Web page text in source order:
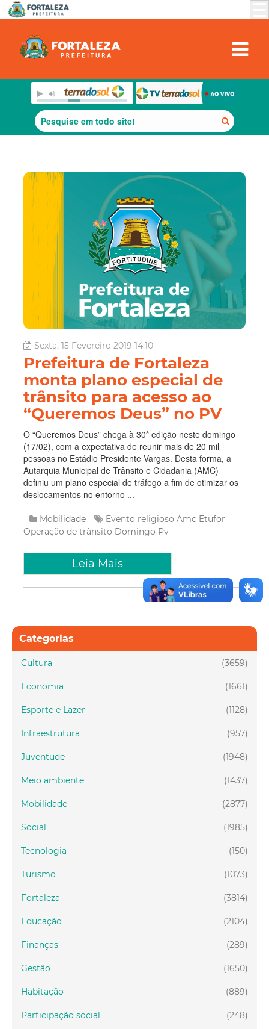
Sexta, 15 Fevereiro 2019 14:10
Prefeitura de Fortaleza
monta plano especial de
trânsito para acesso ao
“Queremos Deus” no PV
O “Queremos Deus” chega à 30ª edição neste domingo
(17/02), com a expectativa de reunir mais de 20 mil
pessoas no Estádio Presidente Vargas. Desta forma, a
Autarquia Municipal de Trânsito e Cidadania (AMC)
definiu um plano especial de tráfego a fim de otimizar os
deslocamentos no entorno ...
Mobilidade Evento religioso Amc Etufor
Operação de trânsito Domingo Pv
Leia Mais
Categorias
(3659)
Cultura
(1661)
Economia
(1128)
Esporte e Lazer
(957)
Infraestrutura
(1948)
Juventude
(1437)
Meio ambiente
(2877)
Mobilidade
(1985)
Social
(150)
Tecnologia
(1073)
Turismo
(3814)
Fortaleza
(2104)
Educação
(289)
Finanças
(1650)
Gestão
(889)
Habitação
(248)
Participação social